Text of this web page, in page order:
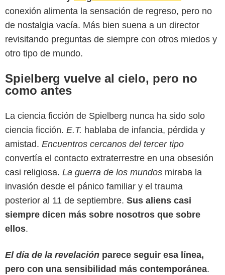
conexión alimenta la sensación de regreso, pero no
de nostalgia vacía. Más bien suena a un director
revisitando preguntas de siempre con otros miedos y
otro tipo de mundo.
Spielberg vuelve al cielo, pero no
como antes
La ciencia ficción de Spielberg nunca ha sido solo
ciencia ficción. E.T. hablaba de infancia, pérdida y
amistad. Encuentros cercanos del tercer tipo
convertía el contacto extraterrestre en una obsesión
casi religiosa. La guerra de los mundos miraba la
invasión desde el pánico familiar y el trauma
posterior al 11 de septiembre. Sus aliens casi
siempre dicen más sobre nosotros que sobre
ellos.
El día de la revelación parece seguir esa línea,
pero con una sensibilidad más contemporánea.